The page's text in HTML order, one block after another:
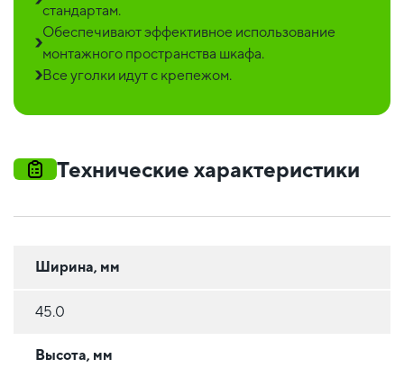
стандартам.
Обеспечивают эффективное использование
монтажного пространства шкафа.
Все уголки идут с крепежом.
Технические характеристики
Ширина, мм
45.0
Высота, мм